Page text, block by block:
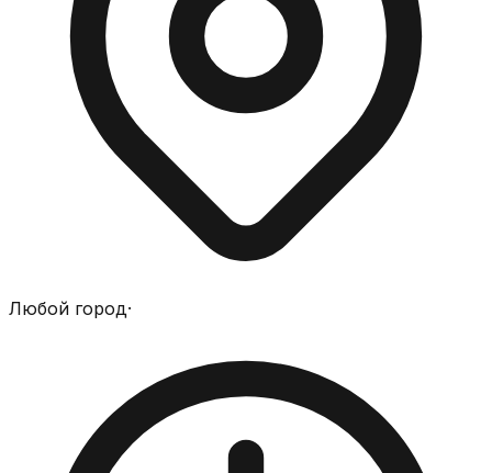
Любой город·